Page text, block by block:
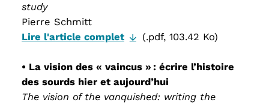
study
Pierre Schmitt
Lire l'article complet
(.pdf, 103.42 Ko)
• La vision des « vaincus » : écrire l’histoire
des sourds hier et aujourd’hui
The vision of the vanquished: writing the